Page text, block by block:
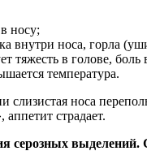
носу;
внутри носа, горла
тяжесть в голове, боль
температура.
слизистая носа
аппетит страдает.
серозных